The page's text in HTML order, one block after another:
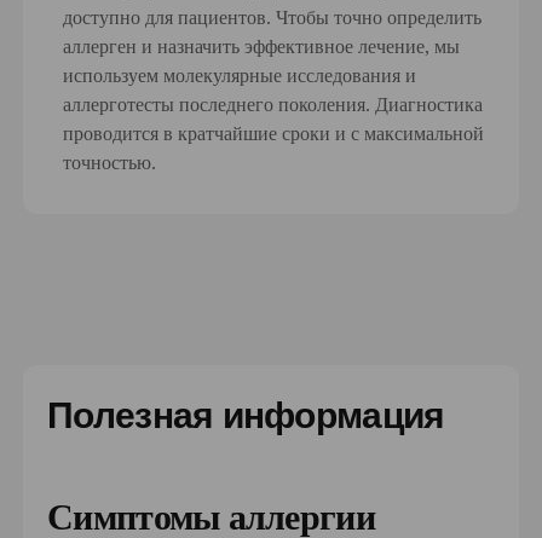
доступно для пациентов. Чтобы точно определить
аллерген и назначить эффективное лечение, мы
используем молекулярные исследования и
аллерготесты последнего поколения. Диагностика
проводится в кратчайшие сроки и с максимальной
точностью.
Полезная информация
Симптомы аллергии